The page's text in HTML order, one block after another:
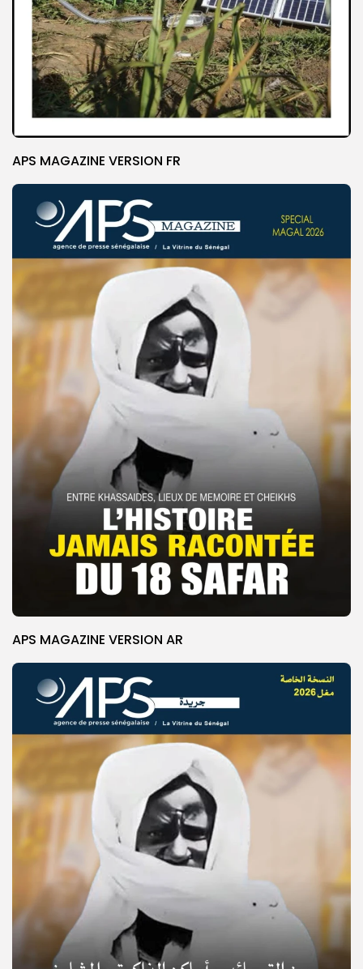
© Copyright 2025, APS
APS MAGAZINE VERSION FR
APS MAGAZINE VERSION AR